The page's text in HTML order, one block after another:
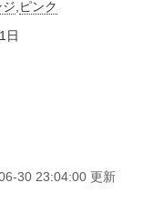
ピンク
日
30 23:04:00 更新